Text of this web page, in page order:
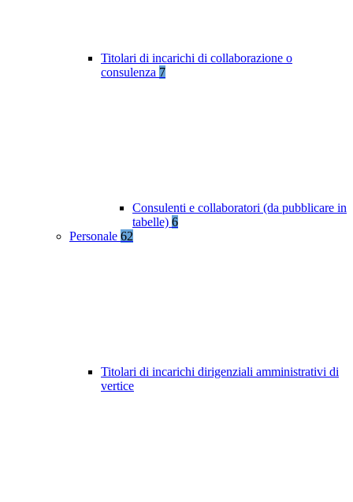
Titolari di incarichi di collaborazione o
consulenza 7
Consulenti e collaboratori (da pubblicare in
tabelle) 6
Personale 62
Titolari di incarichi dirigenziali amministrativi di
vertice